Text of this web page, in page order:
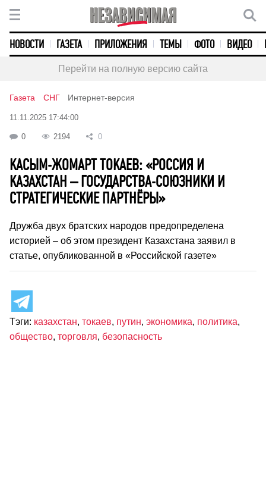
НОВОСТИ ГАЗЕТА ПРИЛОЖЕНИЯ ТЕМЫ ФОТО ВИДЕО
Перейти на полную версию сайта
Газета СНГ Интернет-версия
11.11.2025 17:44:00
0 2194 0
КАСЫМ-ЖОМАРТ ТОКАЕВ: «РОССИЯ И
КАЗАХСТАН – ГОСУДАРСТВА-СОЮЗНИКИ И
СТРАТЕГИЧЕСКИЕ ПАРТНЁРЫ»
Дружба двух братских народов предопределена
историей – об этом президент Казахстана заявил в
статье, опубликованной в «Российской газете»
Тэги: казахстан, токаев, путин, экономика, политика,
общество, торговля, безопасность